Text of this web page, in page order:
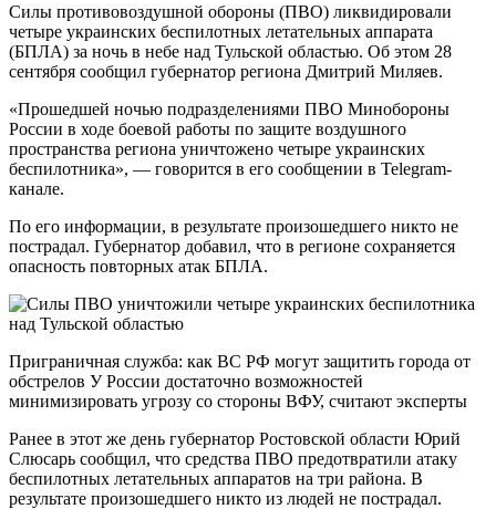
Силы противовоздушной обороны (ПВО) ликвидировали
четыре украинских беспилотных летательных аппарата
(БПЛА) за ночь в небе над Тульской областью. Об этом 28
сентября сообщил губернатор региона Дмитрий Миляев.
«Прошедшей ночью подразделениями ПВО Минобороны
России в ходе боевой работы по защите воздушного
пространства региона уничтожено четыре украинских
беспилотника», — говорится в его сообщении в Telegram-
канале.
По его информации, в результате произошедшего никто не
пострадал. Губернатор добавил, что в регионе сохраняется
опасность повторных атак БПЛА.
Приграничная служба: как ВС РФ могут защитить города от
обстрелов У России достаточно возможностей
минимизировать угрозу со стороны ВФУ, считают эксперты
Ранее в этот же день губернатор Ростовской области Юрий
Слюсарь сообщил, что средства ПВО предотвратили атаку
беспилотных летательных аппаратов на три района. В
результате произошедшего никто из людей не пострадал.